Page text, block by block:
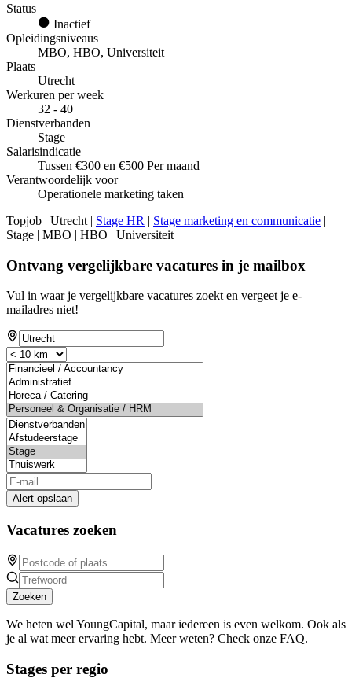
Status
Inactief
Opleidingsniveaus
MBO, HBO, Universiteit
Plaats
Utrecht
Werkuren per week
32 - 40
Dienstverbanden
Stage
Salarisindicatie
Tussen €300 en €500 Per maand
Verantwoordelijk voor
Operationele marketing taken
Topjob | Utrecht | Stage HR | Stage marketing en communicatie |
Stage | MBO | HBO | Universiteit
Ontvang vergelijkbare vacatures in je mailbox
Vul in waar je vergelijkbare vacatures zoekt en vergeet je e-
mailadres niet!
Alert opslaan
Vacatures zoeken
Zoeken
We heten wel YoungCapital, maar iedereen is even welkom. Ook als
je al wat meer ervaring hebt. Meer weten? Check onze FAQ.
Stages per regio